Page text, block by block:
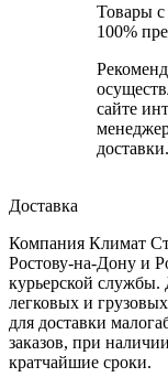
Товары с
100%
сайте
доставки.
Доставка
Компания Климат
Ростову-на-Дону и
курьерской службы.
легковых и
для доставки
заказов, при
кратчайшие сроки.